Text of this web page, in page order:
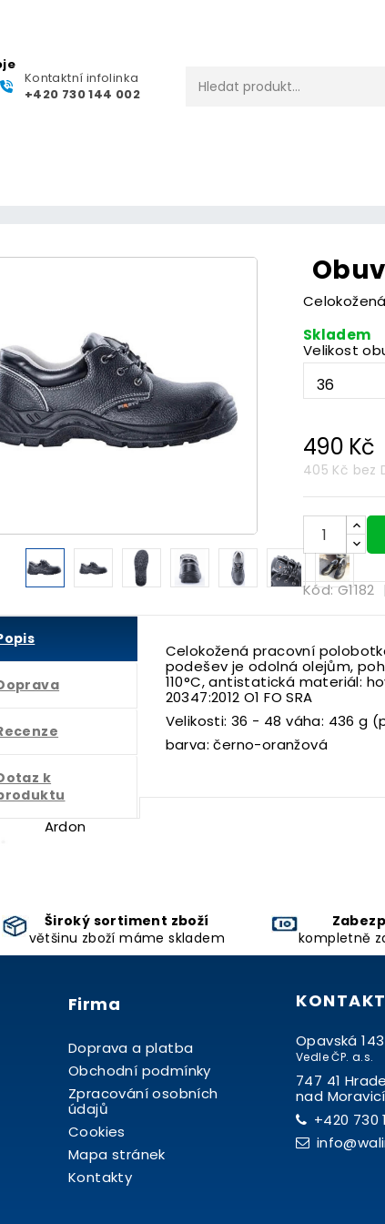
Kontaktní infolinka
+420 730 144 002
Skladem
Velikost
490 Kč
405 Kč bez
Kód:G1182
k
Celokožená pracovní
podešev je odolná olejům,
110°C, antistatická materiál:
20347:2012 O1 FO SRA
Velikosti: 36 - 48 váha: 436 g
barva: černo-oranžová
Ardon
Široký sortiment zboží
většinu zboží máme skladem
kompletně
Firma
Doprava a platba
Obchodní podmínky
Zpracování osobních
údajů
Cookies
Mapa stránek
Kontakty
Opavská 143
Vedle ČP. a.s.
747 41
nad Moravicí
+420 730